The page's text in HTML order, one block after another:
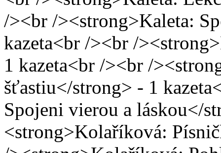
/><br /><strong>Kaleta:
kazeta<br /><br /
1 kazeta<br /><br /
šťastiu</strong> - 1
Spojeni vierou a láskou</
<strong>Kolaříková: